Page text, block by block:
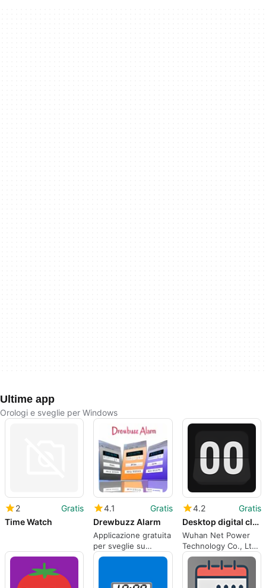
Ultime app
Orologi e sveglie per Windows
2
Gratis
Time Watch
4.1
Gratis
Drewbuzz Alarm
Applicazione gratuita
per sveglie su
Windows
4.2
Gratis
Desktop digital clock
‪Wuhan Net Power
Technology Co., Ltd.‬
- un leader nella
gestione digitale
dell'energia.